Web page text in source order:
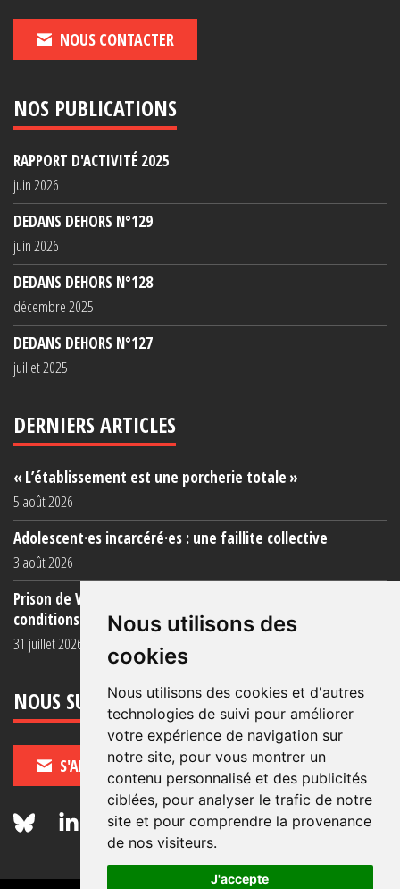
Nous utilisons des
cookies
Nous utilisons des cookies et d'autres
technologies de suivi pour améliorer
votre expérience de navigation sur
notre site, pour vous montrer un
contenu personnalisé et des publicités
ciblées, pour analyser le trafic de notre
site et pour comprendre la provenance
de nos visiteurs.
J'accepte
NOUS CONTACTER
NOS PUBLICATIONS
RAPPORT D'ACTIVITÉ 2025
juin 2026
DEDANS DEHORS N°129
juin 2026
DEDANS DEHORS N°128
décembre 2025
DEDANS DEHORS N°127
juillet 2025
DERNIERS ARTICLES
« L’établissement est une porcherie totale »
5 août 2026
Adolescent·es incarcéré·es : une faillite collective
3 août 2026
Prison de Vendin-le-Vieil : témoignage de familles sur les
conditions (...)
31 juillet 2026
NOUS SUIVRE
S'ABONNER